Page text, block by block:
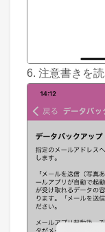
6. 注意書きを